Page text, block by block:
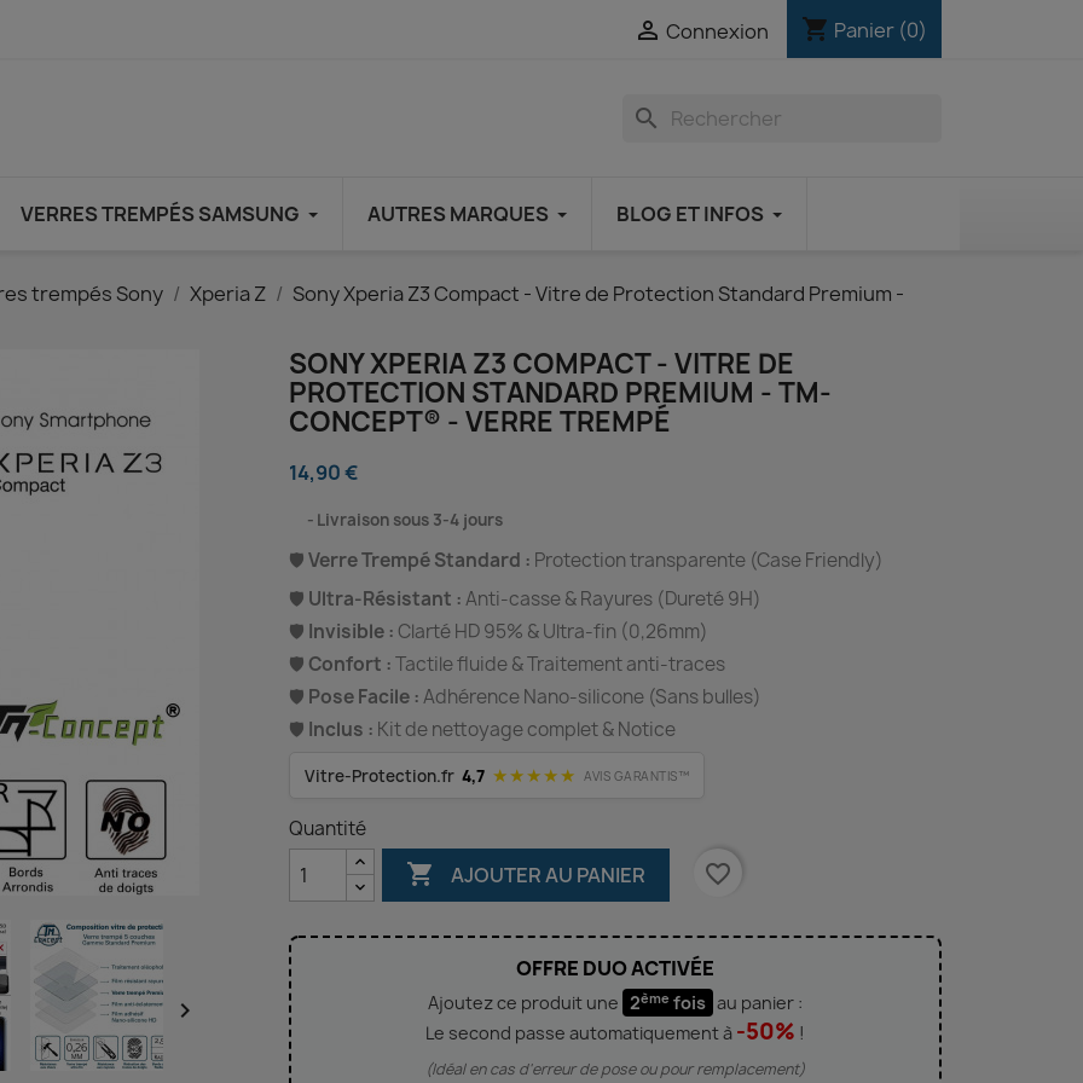
 Connexion shopping_cart Panier (0)
search
VERRES TREMPÉS SAMSUNG AUTRES MARQUES BLOG ET INFOS
trempés Sony Xperia Z Sony Xperia Z3 Compact - Vitre de Protection Standard Premium -

SONY XPERIA Z3 COMPACT - VITRE DE
PROTECTION STANDARD PREMIUM - TM-
CONCEPT® - VERRE TREMPÉ
14,90 €
Livraison sous 3-4 jours
🛡️Verre Trempé Standard : Protection transparente (Case Friendly)
🛡️ Ultra-Résistant :Anti-casse & Rayures (Dureté 9H)
🛡️ Invisible : Clarté HD 95% & Ultra-fin (0,26mm)
🛡️ Confort :Tactile fluide & Traitement anti-traces
🛡️ Pose Facile :Adhérence Nano-silicone (Sans bulles)
🛡️ Inclus : Kit de nettoyage complet & Notice
Vitre-Protection.fr 4,7 ★★★★★ AVIS GARANTIS™
Quantité
 AJOUTER AU PANIER favorite_border
OFFRE DUO ACTIVÉE
Ajoutez ce produit une 2ème fois au panier :
Le second passe automatiquement à -50% !
(Idéal en cas d'erreur de pose ou pour remplacement)